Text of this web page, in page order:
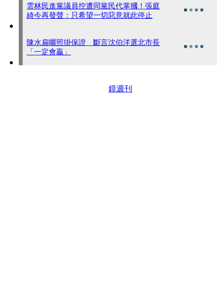
雲林民進黨議員控遭同黨民代掌摑！張庭
綺今再發聲：只希望一切惡意就此停止
陳水扁曬照掛保證 斷言沈伯洋選北市長
「一定會贏」
鏡週刊